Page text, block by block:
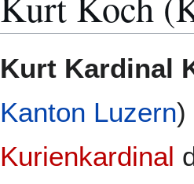
Navigation
Suche
Kurt Kardinal
Kanton Luzern)
Kurienkardinal